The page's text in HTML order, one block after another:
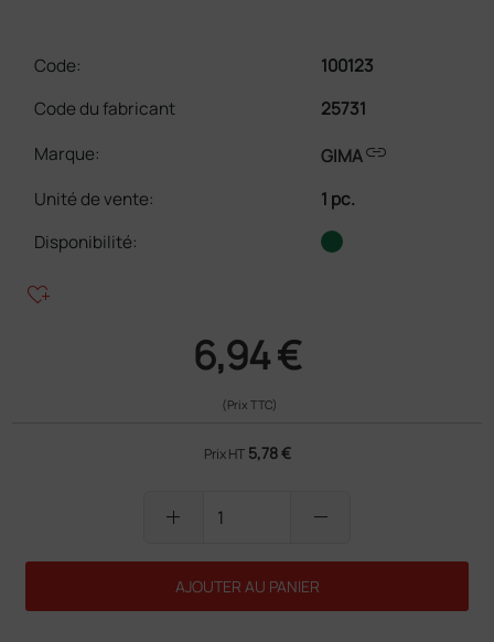
Code:
100123
Code du fabricant
25731
Marque:
GIMAlink
Unité de vente:
1 pc.
Disponibilité:
heart_plus
6,94 €
(Prix TTC)
Prix HT 5,78 €
add remove
AJOUTER AU PANIER